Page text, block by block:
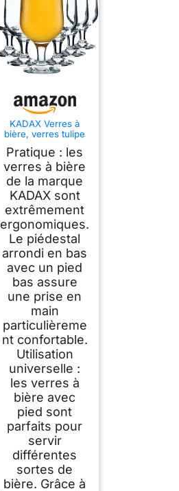
KADAX Verres à
bière, verres tulipe
qualité, verres à
bière de 385 ml,
verres à pied en
forme de tulipe,
verres à boisson
pour bière, cocktails
et boissons (385 ml
/ Lot de 6, Bertha
Pratique : les
verres à bière
de la marque
KADAX sont
extrêmement
ergonomiques.
Le piédestal
arrondi en bas
avec un pied
bas assure
une prise en
main
particulièreme
nt confortable.
Utilisation
universelle :
les verres à
bière avec
pied sont
parfaits pour
servir
différentes
sortes de
bière. Grâce à